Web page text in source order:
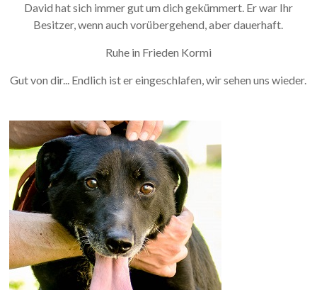
David hat sich immer gut um dich gekümmert. Er war Ihr
Besitzer, wenn auch vorübergehend, aber dauerhaft.
Ruhe in Frieden Kormi
Gut von dir... Endlich ist er eingeschlafen, wir sehen uns wieder.